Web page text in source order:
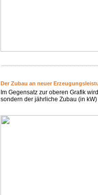
Der Zubau an neuer
Im Gegensatz zur oberen Grafik
sondern der jährliche Zubau (in